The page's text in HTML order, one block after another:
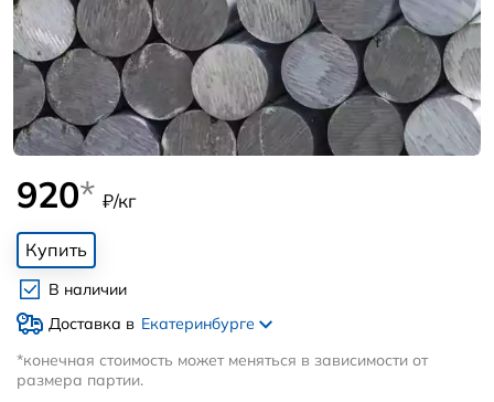
920* ₽/кг
Купить
В наличии
Доставка в Екатеринбурге
*конечная стоимость может меняться в зависимости от
размера партии.